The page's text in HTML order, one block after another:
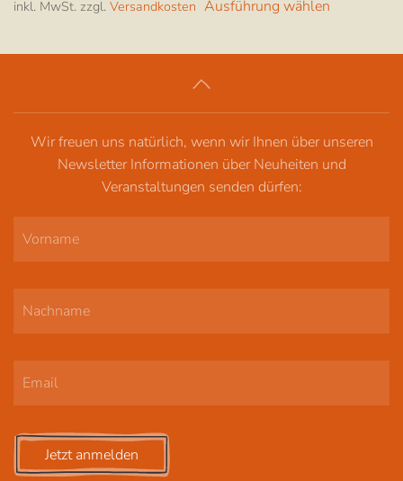
inkl. MwSt. zzgl. Versandkosten Ausführung wählen
mehrere
Optionen
können
der
gewählt
Wir freuen uns natürlich, wenn wir Ihnen über unseren
Newsletter Informationen über Neuheiten und
Veranstaltungen senden dürfen:
Jetzt anmelden